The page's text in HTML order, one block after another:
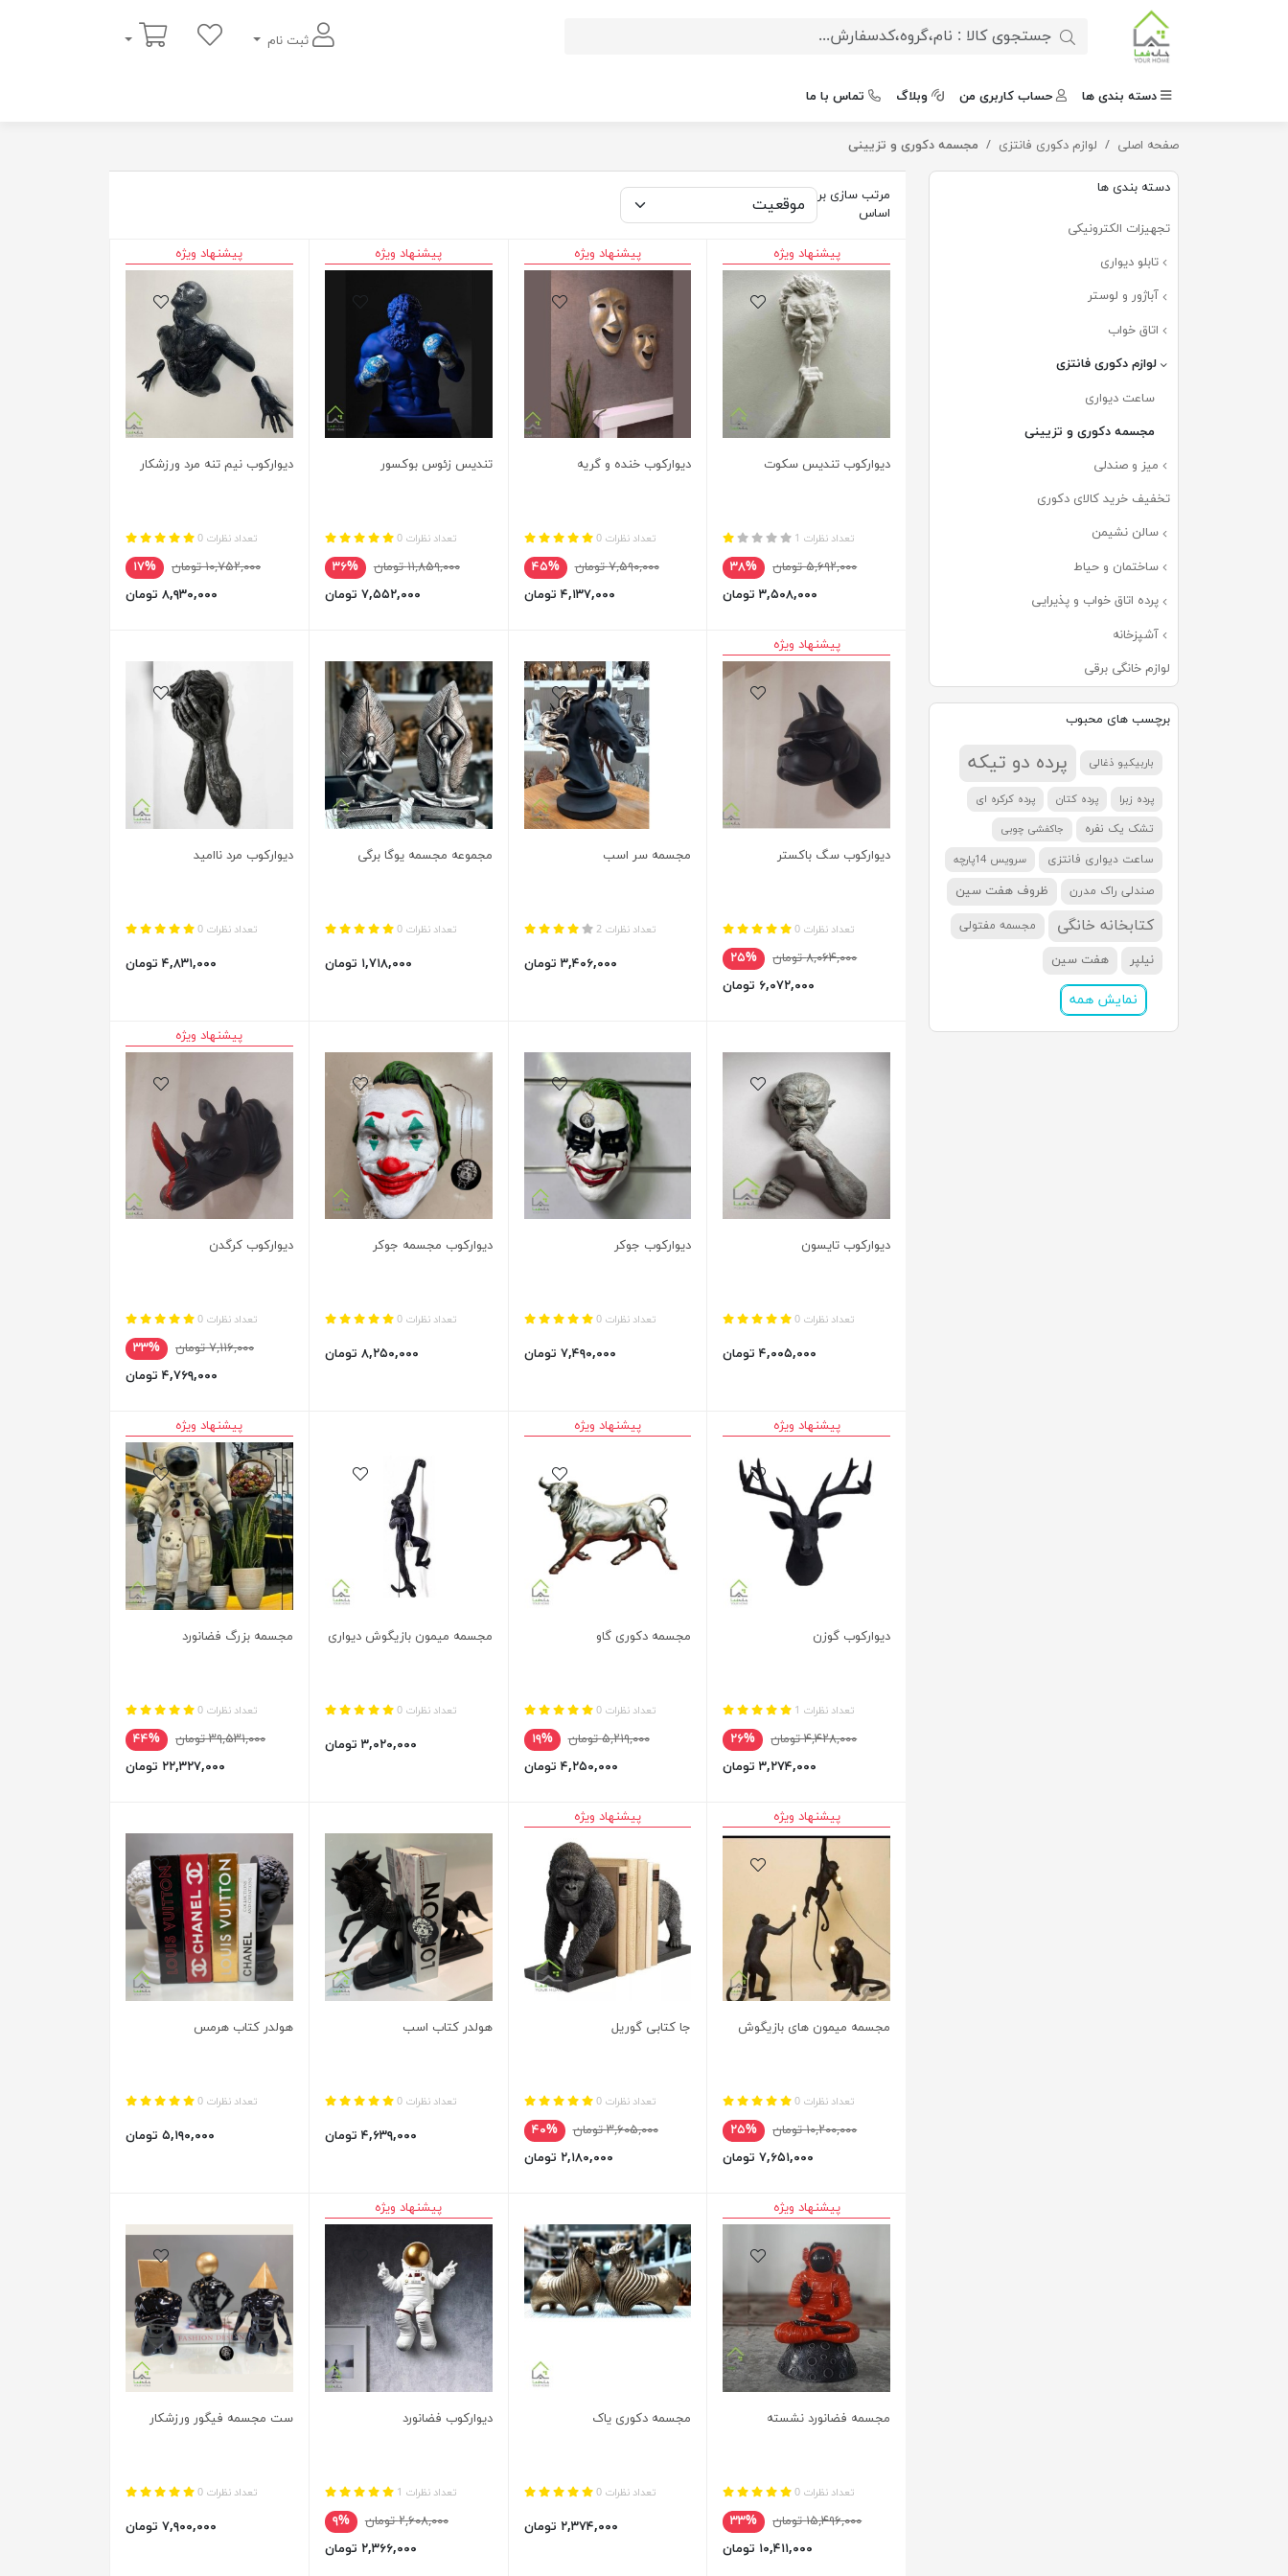
ثبت نام
سبد خرید
دسته بندی ها حساب کاربری من وبلاگ تماس با ما
صفحه اصلی لوازم دکوری فانتزی مجسمه دکوری و تزیینی
دسته بندی ها
تجهیزات الکترونیکی
تابلو دیواری
آباژور و لوستر
اتاق خواب
لوازم دکوری فانتزی
ساعت دیواری
مجسمه دکوری و تزیینی
میز و صندلی
تخفیف خرید کالای دکوری
سالن نشیمن
ساختمان و حیاط
پرده اتاق خواب و پذیرایی
آشپزخانه
لوازم خانگی برقی
برچسب های محبوب
باربیکیو ذغالی پرده دو تیکه
پرده زبرا پرده کتان
پرده کرکره ای
تشک یک نفره
جاکفشی چوبی
ساعت دیواری فانتزی سرویس 14پارچه
صندلی راک مدرن ظروف هفت سین
کتابخانه خانگی مجسمه مفتولی
نیلپر هفت سین
نمایش همه
مرتب سازی بر
اساس
پیشنهاد ویژه
دیوارکوب تندیس سکوت
تعداد نظرات 1
۵,۶۹۲,۰۰۰ تومان
۳۸%
۳,۵۰۸,۰۰۰ تومان
پیشنهاد ویژه
دیوارکوب خنده و گریه
تعداد نظرات 0
۷,۵۹۰,۰۰۰ تومان
۴۵%
۴,۱۳۷,۰۰۰ تومان
پیشنهاد ویژه
تندیس زئوس بوکسور
تعداد نظرات 0
۱۱,۸۵۹,۰۰۰ تومان
۳۶%
۷,۵۵۲,۰۰۰ تومان
پیشنهاد ویژه
دیوارکوب نیم تنه مرد ورزشکار
تعداد نظرات 0
۱۰,۷۵۲,۰۰۰ تومان
۱۷%
۸,۹۳۰,۰۰۰ تومان
پیشنهاد ویژه
دیوارکوب سگ باکستر
تعداد نظرات 0
۸,۰۶۴,۰۰۰ تومان
۲۵%
۶,۰۷۲,۰۰۰ تومان
مجسمه سر اسب
تعداد نظرات 2
۳,۴۰۶,۰۰۰ تومان
مجموعه مجسمه یوگا برگی
تعداد نظرات 0
۱,۷۱۸,۰۰۰ تومان
دیوارکوب مرد ناامید
تعداد نظرات 0
۴,۸۳۱,۰۰۰ تومان
دیوارکوب تایسون
تعداد نظرات 0
۴,۰۰۵,۰۰۰ تومان
دیوارکوب جوکر
تعداد نظرات 0
۷,۴۹۰,۰۰۰ تومان
دیوارکوب مجسمه جوکر
تعداد نظرات 0
۸,۲۵۰,۰۰۰ تومان
پیشنهاد ویژه
دیوارکوب کرگدن
تعداد نظرات 0
۷,۱۱۶,۰۰۰ تومان
۳۳%
۴,۷۶۹,۰۰۰ تومان
پیشنهاد ویژه
دیوارکوب گوزن
تعداد نظرات 1
۴,۴۲۸,۰۰۰ تومان
۲۶%
۳,۲۷۴,۰۰۰ تومان
پیشنهاد ویژه
مجسمه دکوری گاو
تعداد نظرات 0
۵,۲۱۹,۰۰۰ تومان
۱۹%
۴,۲۵۰,۰۰۰ تومان
مجسمه میمون بازیگوش دیواری
تعداد نظرات 0
۳,۰۲۰,۰۰۰ تومان
پیشنهاد ویژه
مجسمه بزرگ فضانورد
تعداد نظرات 0
۳۹,۵۳۱,۰۰۰ تومان
۴۴%
۲۲,۳۲۷,۰۰۰ تومان
پیشنهاد ویژه
مجسمه میمون های بازیگوش
تعداد نظرات 0
۱۰,۲۰۰,۰۰۰ تومان
۲۵%
۷,۶۵۱,۰۰۰ تومان
پیشنهاد ویژه
جا کتابی گوریل
تعداد نظرات 0
۳,۶۰۵,۰۰۰ تومان
۴۰%
۲,۱۸۰,۰۰۰ تومان
هولدر کتاب اسب
تعداد نظرات 0
۴,۶۳۹,۰۰۰ تومان
هولدر کتاب هرمس
تعداد نظرات 0
۵,۱۹۰,۰۰۰ تومان
پیشنهاد ویژه
مجسمه فضانورد نشسته
تعداد نظرات 0
۱۵,۴۹۶,۰۰۰ تومان
۳۳%
۱۰,۴۱۱,۰۰۰ تومان
مجسمه دکوری یاک
تعداد نظرات 0
۲,۳۷۴,۰۰۰ تومان
پیشنهاد ویژه
دیوارکوب فضانورد
تعداد نظرات 1
۲,۶۰۸,۰۰۰ تومان
۹%
۲,۳۶۶,۰۰۰ تومان
ست مجسمه فیگور ورزشکار
تعداد نظرات 0
۷,۹۰۰,۰۰۰ تومان